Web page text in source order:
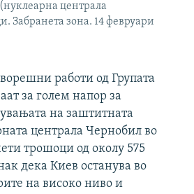
централа
Забранета зона. 14 февруари
работи од Групата
за голем напор за
на заштитната
централа Чернобил во
трошоци од околу 575
дека Киев останува во
на високо ниво и